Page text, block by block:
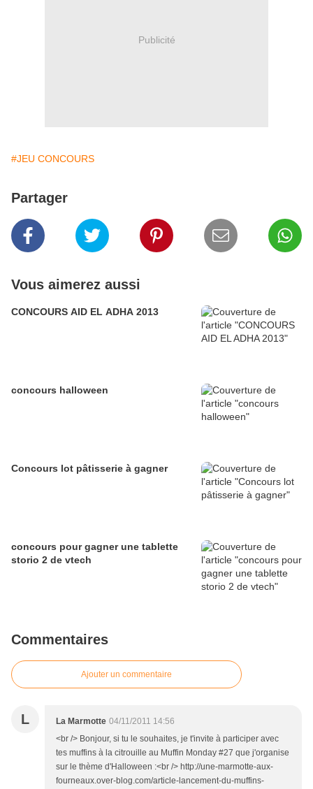
Publicité
#JEU CONCOURS
Partager
Vous aimerez aussi
CONCOURS AID EL ADHA 2013
concours halloween
Concours lot pâtisserie à gagner
concours pour gagner une tablette
storio 2 de vtech
Commentaires
Ajouter un commentaire
L La Marmotte 04/11/2011 14:56
<br /> Bonjour, si tu le souhaites, je t'invite à participer avec
tes muffins à la citrouille au Muffin Monday #27 que j'organise
sur le thème d'Halloween :<br /> http://une-marmotte-aux-
fourneaux.over-blog.com/article-lancement-du-muffins-